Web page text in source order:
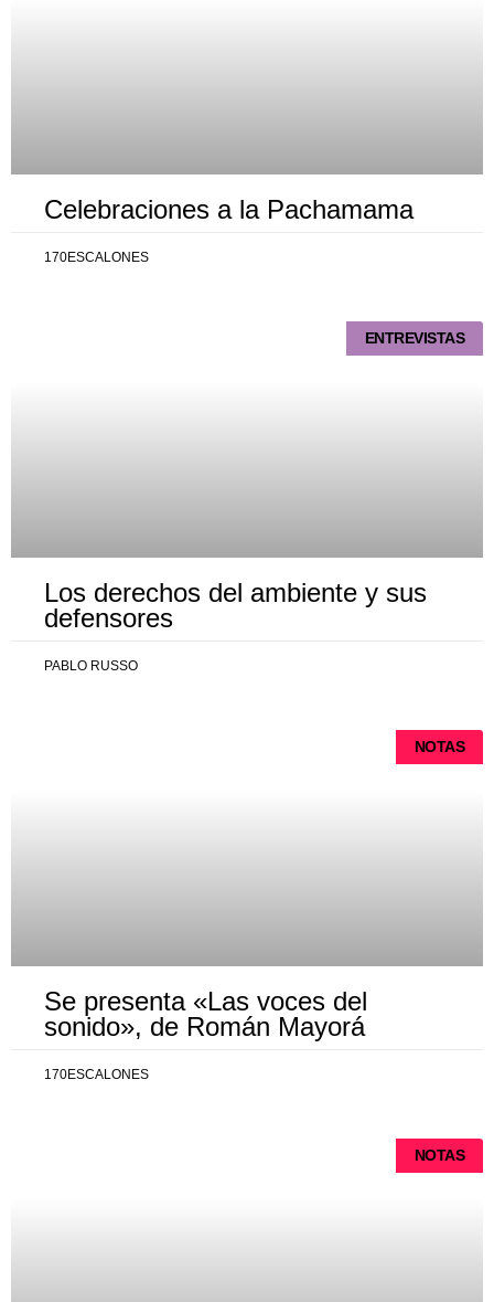
Celebraciones a la Pachamama
170ESCALONES
ENTREVISTAS
Los derechos del ambiente y sus
defensores
PABLO RUSSO
NOTAS
Se presenta «Las voces del
sonido», de Román Mayorá
170ESCALONES
NOTAS